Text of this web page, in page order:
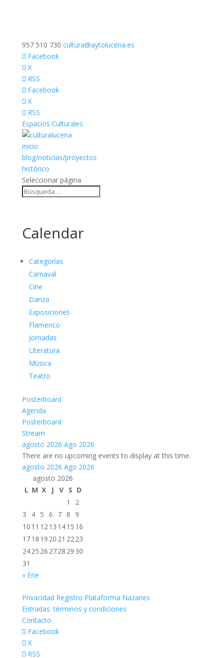
957 510 730 cultura@aytolucena.es
Facebook
X
RSS
Facebook
X
RSS
Espacios Culturales
inicio
blog/noticias/proyectos
histórico
Seleccionar página
Calendar
Categorías
Carnaval
Cine
Danza
Exposiciones
Flamenco
Jornadas
Literatura
Música
Teatro
Posterboard
Agenda
Posterboard
Stream
agosto 2026 Ago 2026
There are no upcoming events to display at this time.
agosto 2026 Ago 2026
agosto 2026
L M X J V S D
1
2
3
4 5 6 7 8
9
10 11 1213 1415 16
1718 19 20 21 2223
2425 26 2728 29 30
31
« Ene
Privacidad Registro Plataforma Nazaries
Entradas: términos y condiciones
Contacto
Facebook
X
RSS